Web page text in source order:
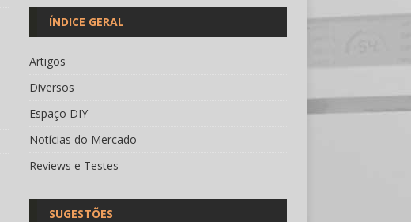
ÍNDICE GERAL
Artigos
Diversos
Espaço DIY
Notícias do Mercado
Reviews e Testes
SUGESTÕES